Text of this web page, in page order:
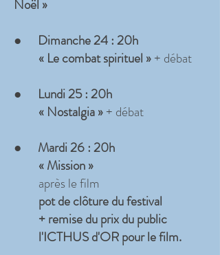
Noël »
● Dimanche 24 : 20h
« Le combat spirituel »+ débat
● Lundi 25 : 20h
« Nostalgia »+ débat
● Mardi 26 : 20h
« Mission »
après le film
pot de clôture du festival
+ remise du prix du public
l'ICTHUS d'OR pour le film.